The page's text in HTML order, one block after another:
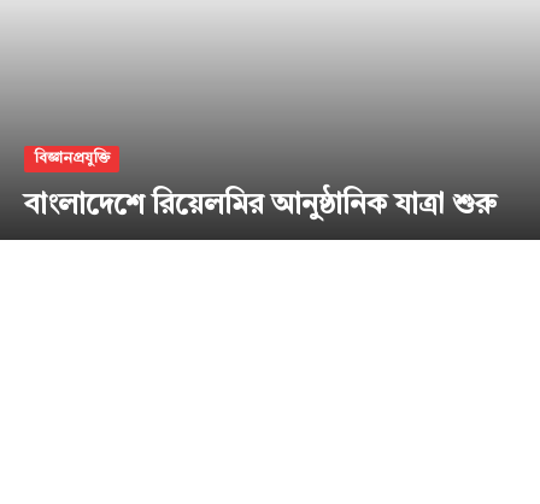
বিজ্ঞানপ্রযুক্তি
বাংলাদেশে রিয়েলমির আনুষ্ঠানিক যাত্রা শুরু